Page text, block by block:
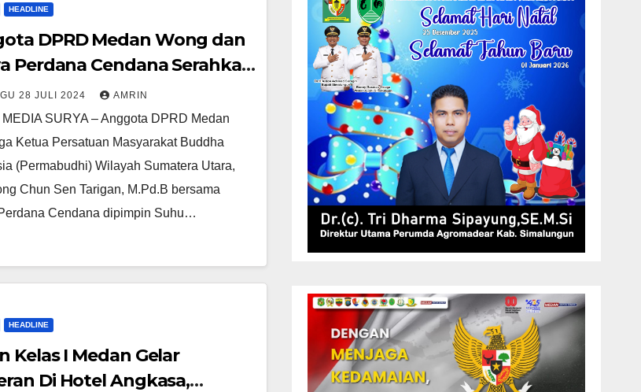
HEADLINE
DPRD Medan Wong dan
Perdana Cendana Serahkan
Sembako Dan Obat-
Buat Jompo
28 JULI 2024 AMRIN
MEDIA SURYA – Anggota DPRD Medan
Ketua Persatuan Masyarakat Buddha
(Permabudhi) Wilayah Sumatera Utara,
Chun Sen Tarigan, M.Pd.B bersama
Cendana dipimpin Suhu…
HEADLINE
Kelas I Medan Gelar
Di Hotel Angkasa,